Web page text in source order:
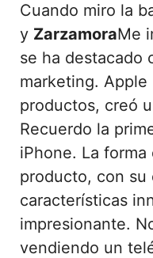
Cuando miro la
y ZarzamoraMe
se ha destacado
marketing. Apple
productos, creó
Recuerdo la
iPhone. La
producto, con su
características
impresionante.
vendiendo un